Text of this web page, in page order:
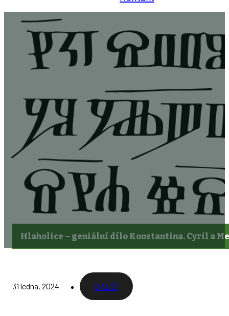
Hlaholice –⁠ geniální dílo Konstantina. Cyril a
31 ledna, 2024 DALŠÍ